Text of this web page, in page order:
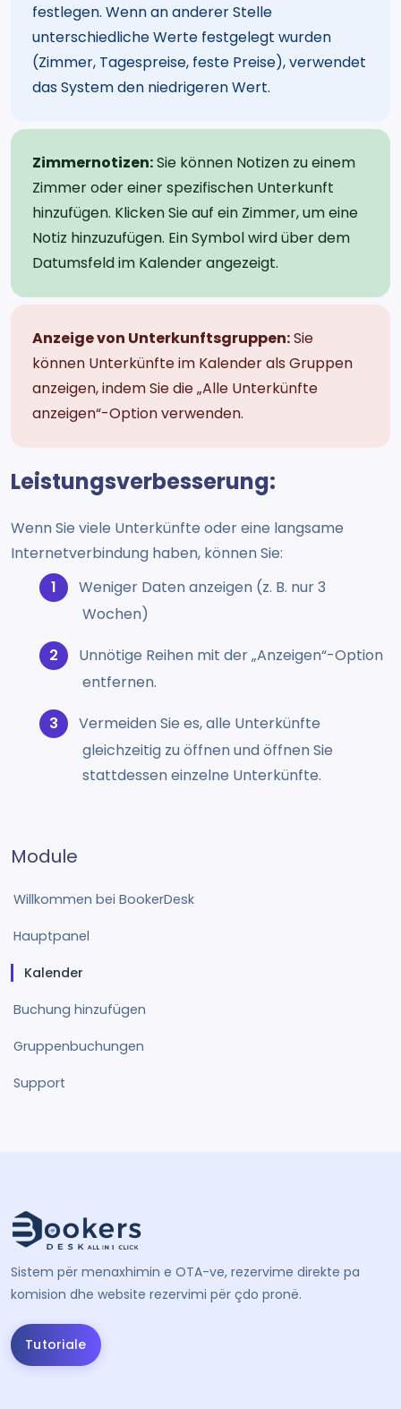
festlegen. Wenn an anderer Stelle
unterschiedliche Werte festgelegt wurden
(Zimmer, Tagespreise, feste Preise), verwendet
das System den niedrigeren Wert.
Zimmernotizen:Sie können Notizen zu einem
Zimmer oder einer spezifischen Unterkunft
hinzufügen. Klicken Sie auf ein Zimmer, um eine
Notiz hinzuzufügen. Ein Symbol wird über dem
Datumsfeld im Kalender angezeigt.
Anzeige von Unterkunftsgruppen:Sie
können Unterkünfte im Kalender als Gruppen
anzeigen, indem Sie die „Alle Unterkünfte
anzeigen“-Option verwenden.
Leistungsverbesserung:
Wenn Sie viele Unterkünfte oder eine langsame
Internetverbindung haben, können Sie:
Weniger Daten anzeigen (z. B. nur 3
Wochen)
Unnötige Reihen mit der „Anzeigen“-Option
entfernen.
Vermeiden Sie es, alle Unterkünfte
gleichzeitig zu öffnen und öffnen Sie
stattdessen einzelne Unterkünfte.
Module
Willkommen bei BookerDesk
Hauptpanel
Kalender
Buchung hinzufügen
Gruppenbuchungen
Support
Sistem për menaxhimin e OTA-ve, rezervime direkte pa
komision dhe website rezervimi për çdo pronë.
Tutoriale